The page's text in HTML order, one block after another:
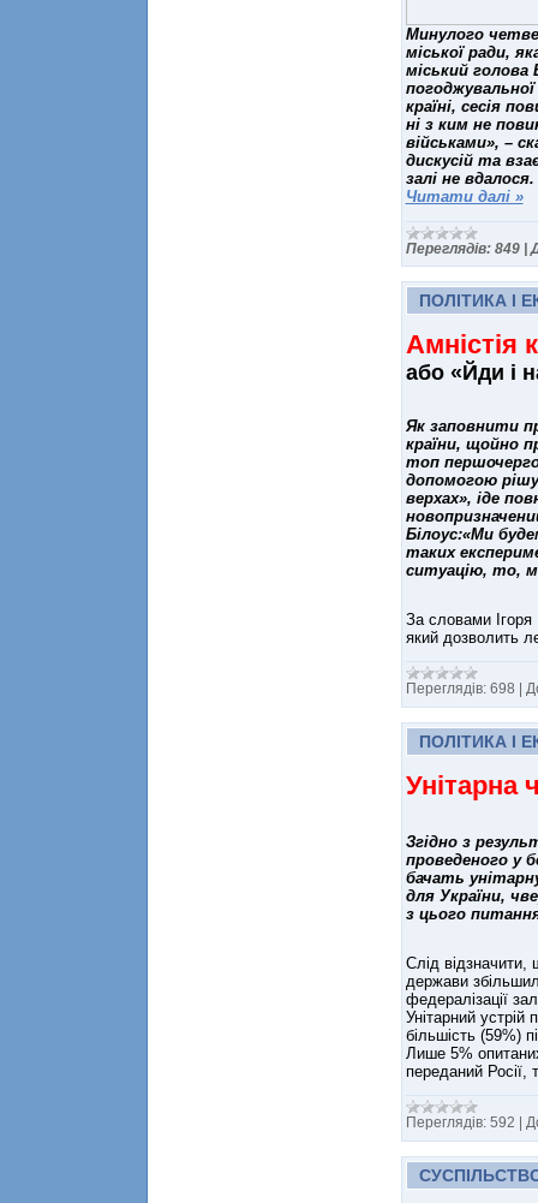
Минулого
міської ради,
міський голова
країні, сесія
ні з ким не
військами», –
дискусій та
залі не
Читати далі »
Переглядів: 849 |
ПОЛІТИКА І
Амністія
або «Йди і
Як заповнити
країни, щойно
топ
допомогою
верхах», іде
Білоус:«Ми
таких
ситуацію, то,
За словами Ігоря
який дозволить
Переглядів: 698
ПОЛІТИКА І
Унітарна
Згідно з
проведеного у
бачать
для України,
з цього
Слід відзначити,
держави
федералізації
Унітарний устрій
більшість (59%)
Лише 5%
переданий Росії,
Переглядів: 592